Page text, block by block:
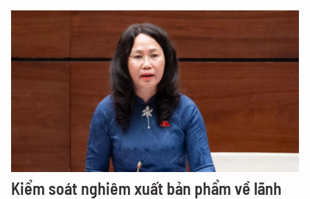
Kiểm soát nghiêm xuất bản phẩm về lãnh